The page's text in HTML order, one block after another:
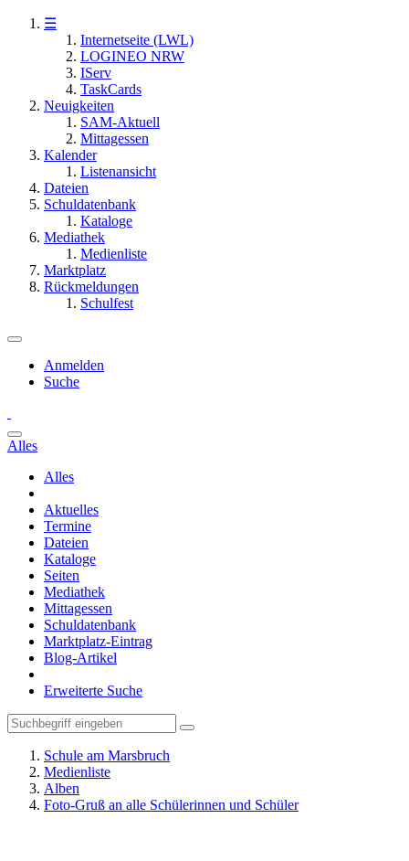
☰
Internetseite (LWL)
LOGINEO NRW
IServ
TaskCards
Neuigkeiten
SAM-Aktuell
Mittagessen
Kalender
Listenansicht
Dateien
Schuldatenbank
Kataloge
Mediathek
Medienliste
Marktplatz
Rückmeldungen
Schulfest
Anmelden
Suche
Alles
Alles
Aktuelles
Termine
Dateien
Kataloge
Seiten
Mediathek
Mittagessen
Schuldatenbank
Marktplatz-Eintrag
Blog-Artikel
Erweiterte Suche
Schule am Marsbruch
Medienliste
Alben
Foto-Gruß an alle Schülerinnen und Schüler